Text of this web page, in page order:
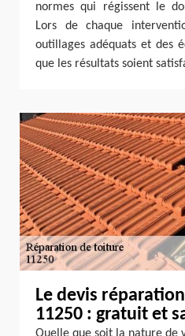
normes qui régissent le
Lors de chaque
outillages adéquats et des
que les résultats soient
Le devis
11250 : gratuit et